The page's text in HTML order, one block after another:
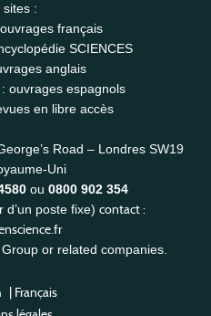
sites :
français
SCIENCES
anglais
ouvrages espagnols
en libre accès
Road – Londres SW19
Uni
ou 0800 902 354
poste fixe) contact :
or related companies.
| Français